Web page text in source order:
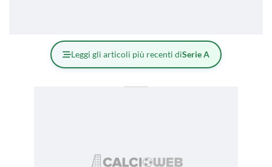
Leggi gli articoli più recenti diSerie A